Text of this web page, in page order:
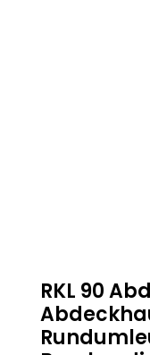
RKL 90